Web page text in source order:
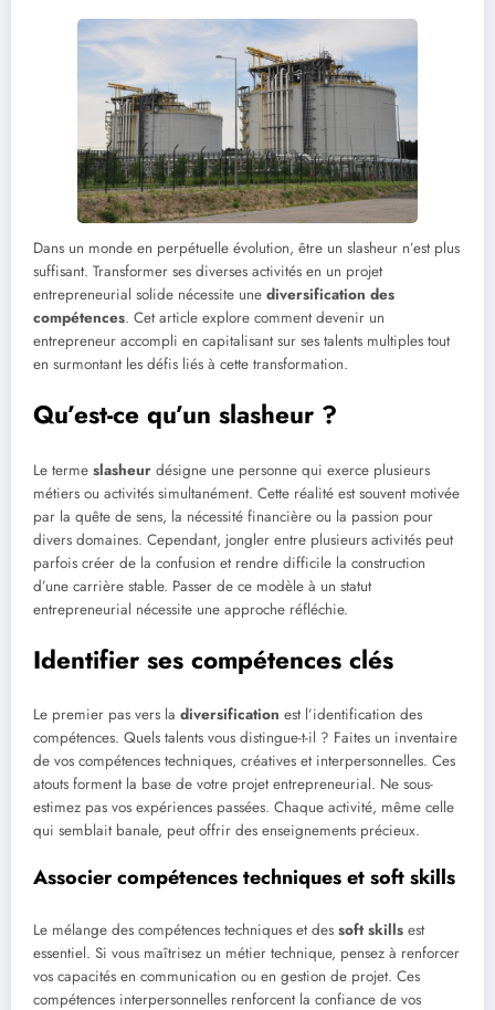
Dans un monde en perpétuelle évolution, être un slasheur n’est plus
suffisant. Transformer ses diverses activités en un projet
entrepreneurial solide nécessite une diversification des
compétences. Cet article explore comment devenir un
entrepreneur accompli en capitalisant sur ses talents multiples tout
en surmontant les défis liés à cette transformation.
Qu’est-ce qu’un slasheur ?
Le terme slasheur désigne une personne qui exerce plusieurs
métiers ou activités simultanément. Cette réalité est souvent motivée
par la quête de sens, la nécessité financière ou la passion pour
divers domaines. Cependant, jongler entre plusieurs activités peut
parfois créer de la confusion et rendre difficile la construction
d’une carrière stable. Passer de ce modèle à un statut
entrepreneurial nécessite une approche réfléchie.
Identifier ses compétences clés
Le premier pas vers la diversification est l’identification des
compétences. Quels talents vous distingue-t-il ? Faites un inventaire
de vos compétences techniques, créatives et interpersonnelles. Ces
atouts forment la base de votre projet entrepreneurial. Ne sous-
estimez pas vos expériences passées. Chaque activité, même celle
qui semblait banale, peut offrir des enseignements précieux.
Associer compétences techniques et soft skills
Le mélange des compétences techniques et des soft skills est
essentiel. Si vous maîtrisez un métier technique, pensez à renforcer
vos capacités en communication ou en gestion de projet. Ces
compétences interpersonnelles renforcent la confiance de vos